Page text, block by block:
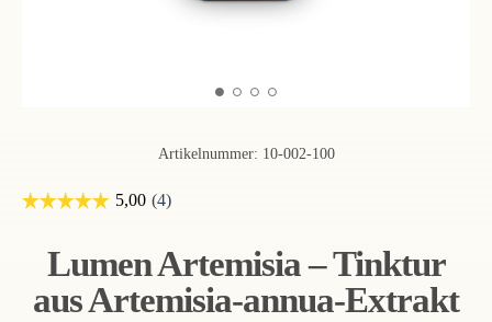
Artikelnummer: 10-002-100
Lumen Artemisia – Tinktur
aus Artemisia-annua-Extrakt